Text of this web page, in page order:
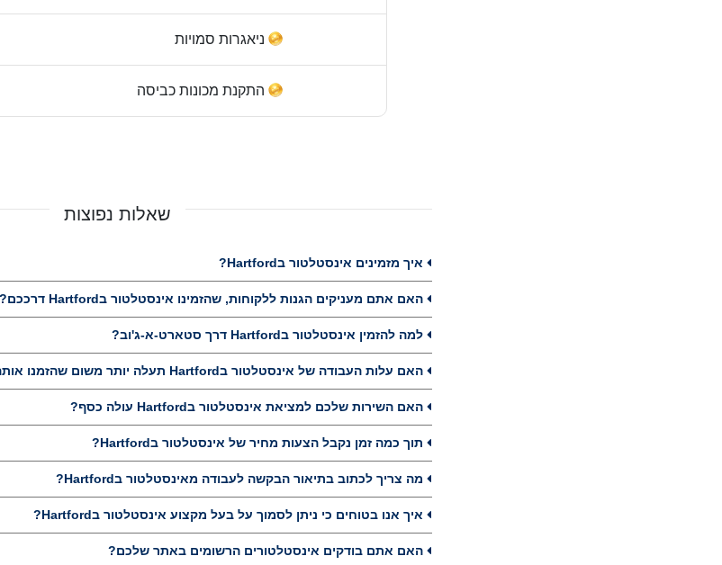
ניאגרות סמויות
התקנת מכונות כביסה
שאלות נפוצות
איך מזמינים אינסטלטור בHartford?
האם אתם מעניקים הגנות ללקוחות, שהזמינו אינסטלטור בHartford דרככם?
למה להזמין אינסטלטור בHartford דרך סטארט-א-ג'וב?
האם עלות העבודה של אינסטלטור בHartford תעלה יותר משום שהזמנו אותה דרך האפליקציה שלכם?
האם השירות שלכם למציאת אינסטלטור בHartford עולה כסף?
תוך כמה זמן נקבל הצעות מחיר של אינסטלטור בHartford?
מה צריך לכתוב בתיאור הבקשה לעבודה מאינסטלטור בHartford?
איך אנו בטוחים כי ניתן לסמוך על בעל מקצוע אינסטלטור בHartford?
האם אתם בודקים אינסטלטורים הרשומים באתר שלכם?